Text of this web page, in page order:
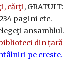
cărţi, GRATUIT:
pagini etc.
ansamblul.
din țară
pe creste.